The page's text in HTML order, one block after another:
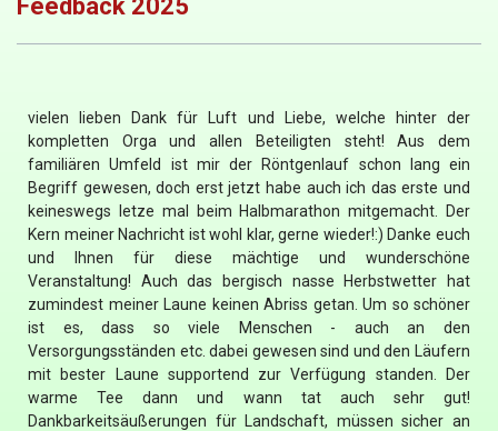
Feedback 2025
vielen lieben Dank für Luft und Liebe, welche hinter der
kompletten Orga und allen Beteiligten steht! Aus dem
familiären Umfeld ist mir der Röntgenlauf schon lang ein
Begriff gewesen, doch erst jetzt habe auch ich das erste und
keineswegs letze mal beim Halbmarathon mitgemacht. Der
Kern meiner Nachricht ist wohl klar, gerne wieder!:) Danke euch
und Ihnen für diese mächtige und wunderschöne
Veranstaltung! Auch das bergisch nasse Herbstwetter hat
zumindest meiner Laune keinen Abriss getan. Um so schöner
ist es, dass so viele Menschen - auch an den
Versorgungsständen etc. dabei gewesen sind und den Läufern
mit bester Laune supportend zur Verfügung standen. Der
warme Tee dann und wann tat auch sehr gut!
Dankbarkeitsäußerungen für Landschaft, müssen sicher an